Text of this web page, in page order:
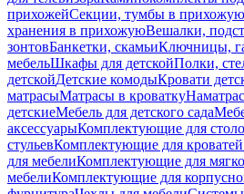
прихожейСекции, тумбы в прихожую
хранения в прихожуюВешалки,
зонтовБанкетки, скамьиКлючницы,
мебельШкафы для детскойПолки,
детскойДетские комодыКровати
матрасыМатрасы в кроватку
детскиеМебель для детского сада
аксессуарыКомплектующие для
стульевКомплектующие для
для мебелиКомплектующие для
мебелиКомплектующие для